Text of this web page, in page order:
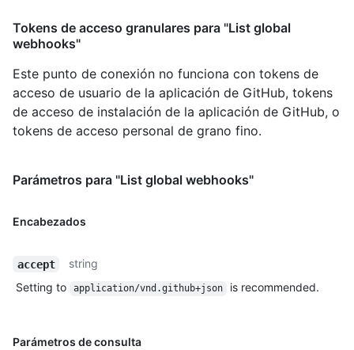
Tokens de acceso granulares para "List global
webhooks"
Este punto de conexión no funciona con tokens de
acceso de usuario de la aplicación de GitHub, tokens
de acceso de instalación de la aplicación de GitHub, o
tokens de acceso personal de grano fino.
Parámetros para "List global webhooks"
Encabezados
accept
string
Setting to
application/vnd.github+json is recommended.
Parámetros de consulta